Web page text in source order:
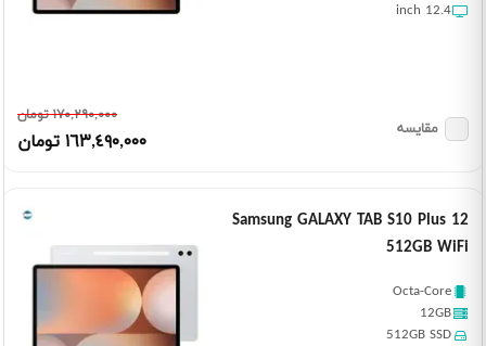
12.4 inch
١٧٠,٢٩٠,٠٠٠ تومان
١٦٣,٤٩٠,٠٠٠ تومان
مقایسه
Samsung GALAXY TAB S10 Plus 12
512GB WiFi
Octa-Core
12GB
512GB SSD